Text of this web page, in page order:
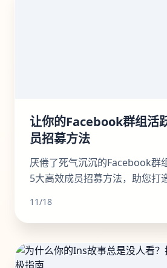
让你的Facebook群组活
员招募方法
厌倦了死气沉沉的Facebook群
5大高效成员招募方法，助您打
再到策划专属活动，我们提供
解决群组冷启动和持续增长难
11/18